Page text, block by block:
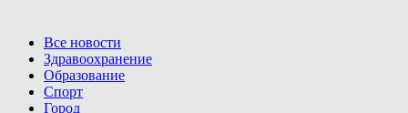
Все новости
Здравоохранение
Образование
Спорт
Город